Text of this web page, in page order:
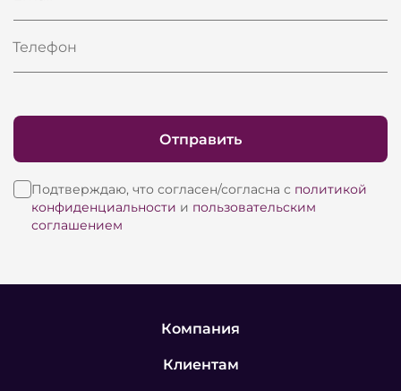
Толщина ППУ - 80 мм
Преимущества наших изделий:
1. Металлокаркас высокой прочности из
толстостенных труб. Высокое качество деталей
повреждения чехлов сиденья ее элементами.
соответственно, ухудшение внешнего вида.
3. Плотная ткань устойчивая к износу,
Телефон
Подтверждаю, что согласен/согласна с политикой
конфиденциальности и пользовательским
соглашением
Отправить
Компания
Клиентам